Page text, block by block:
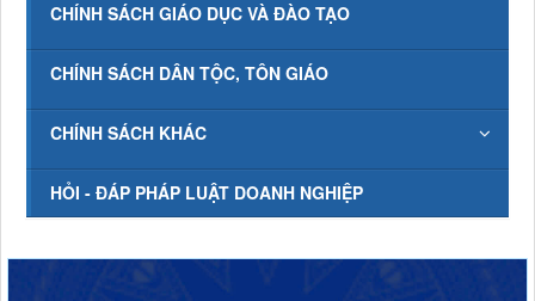
CHÍNH SÁCH GIÁO DỤC VÀ ĐÀO TẠO
CHÍNH SÁCH DÂN TỘC, TÔN GIÁO
CHÍNH SÁCH KHÁC
HỎI - ĐÁP PHÁP LUẬT DOANH NGHIỆP